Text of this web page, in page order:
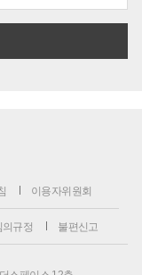
이용자위원회
의규정 불편신고